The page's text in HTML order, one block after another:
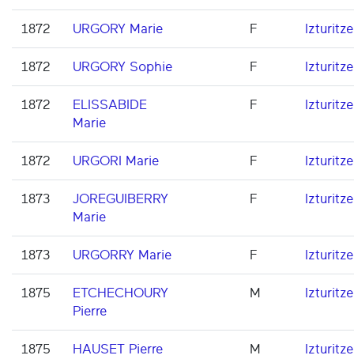
1872 URGORY Marie F Izturitze
1872 URGORY Sophie F Izturitze
1872
ELISSABIDE
Marie
F Izturitze
1872 URGORI Marie F Izturitze
1873
JOREGUIBERRY
Marie
F Izturitze
1873 URGORRY Marie F Izturitze
1875
ETCHECHOURY
Pierre
M Izturitze
1875 HAUSET Pierre M Izturitze